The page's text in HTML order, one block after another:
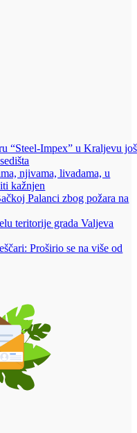
“Steel-Impex” u Kraljevu još
njivama, livadama, u
kažnjen
Palanci zbog požara na
teritorije grada Valjeva
Proširio se na više od